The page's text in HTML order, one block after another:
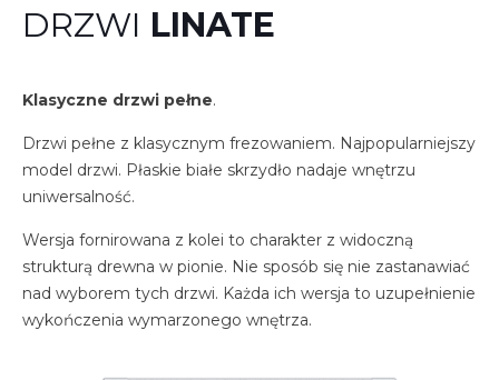
DRZWI LINATE
Klasyczne drzwi pełne.
Drzwi pełne z klasycznym frezowaniem. Najpopularniejszy
model drzwi. Płaskie białe skrzydło nadaje wnętrzu
uniwersalność.
Wersja fornirowana z kolei to charakter z widoczną
strukturą drewna w pionie. Nie sposób się nie zastanawiać
nad wyborem tych drzwi. Każda ich wersja to uzupełnienie
wykończenia wymarzonego wnętrza.